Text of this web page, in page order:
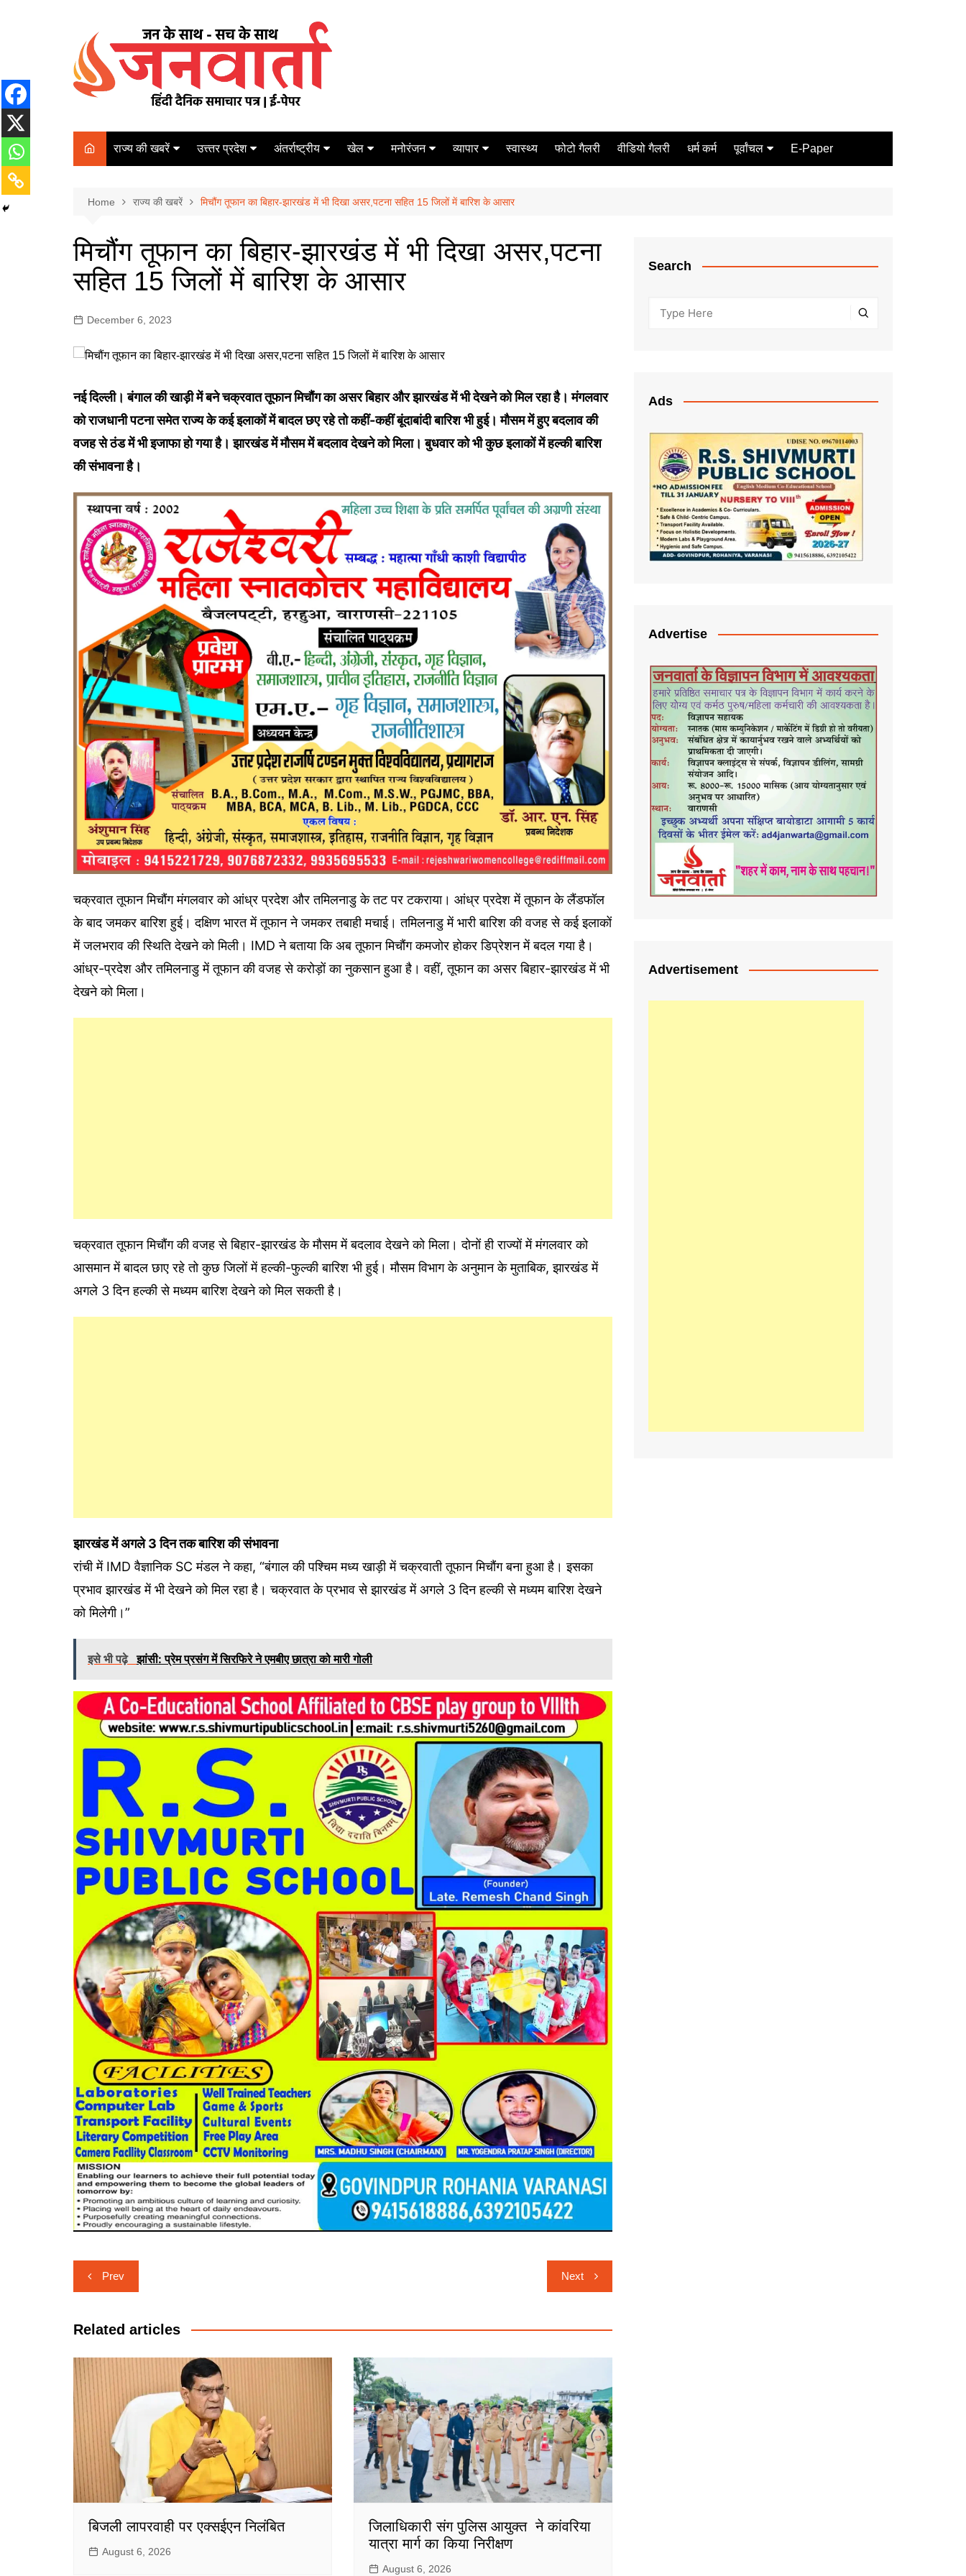
राज्य की खबरें
पटना
कोलकाता
नई दिल्ली
मुम्बई
उत्त्तर प्रदेश
कानपुर
आज़मगढ़
ग़ाज़ीपुर
लखनऊ
अंतर्राष्ट्रीय खेल
टेनिस
मनोरंजन
मिर्च मसाला
व्यापार
ऑटो मोबाइल
स्वास्थ्य फोटो गैलरी वीडियो गैलरी धर्म कर्म पूर्वांचल E-Paper
Home राज्य की खबरें मिचौंग तूफान का बिहार-झारखंड में भी दिखा असर,पटना सहित 15 जिलों में बारिश के आसार
मिचौंग तूफान का बिहार-झारखंड में भी दिखा असर,पटना
सहित 15 जिलों में बारिश के आसार
December 6, 2023
नई दिल्ली। बंगाल की खाड़ी में बने चक्रवात तूफान मिचौंग का असर बिहार और झारखंड में भी देखने को मिल रहा है। मंगलवार
को राजधानी पटना समेत राज्य के कई इलाकों में बादल छए रहे तो कहीं-कहीं बूंदाबांदी बारिश भी हुई। मौसम में हुए बदलाव की
वजह से ठंड में भी इजाफा हो गया है। झारखंड में मौसम में बदलाव देखने को मिला। बुधवार को भी कुछ इलाकों में हल्की बारिश
की संभावना है।
चक्रवात तूफान मिचौंग मंगलवार को आंध्र प्रदेश और तमिलनाडु के तट पर टकराया। आंध्र प्रदेश में तूफान के लैंडफॉल
के बाद जमकर बारिश हुई। दक्षिण भारत में तूफान ने जमकर तबाही मचाई। तमिलनाडु में भारी बारिश की वजह से कई इलाकों
में जलभराव की स्थिति देखने को मिली। IMD ने बताया कि अब तूफान मिचौंग कमजोर होकर डिप्रेशन में बदल गया है।
आंध्र-प्रदेश और तमिलनाडु में तूफान की वजह से करोड़ों का नुकसान हुआ है। वहीं, तूफान का असर बिहार-झारखंड में भी
देखने को मिला।
चक्रवात तूफान मिचौंग की वजह से बिहार-झारखंड के मौसम में बदलाव देखने को मिला। दोनों ही राज्यों में मंगलवार को
आसमान में बादल छाए रहे तो कुछ जिलों में हल्की-फुल्की बारिश भी हुई। मौसम विभाग के अनुमान के मुताबिक, झारखंड में
अगले 3 दिन हल्की से मध्यम बारिश देखने को मिल सकती है।
झारखंड में अगले 3 दिन तक बारिश की संभावना
रांची में IMD वैज्ञानिक SC मंडल ने कहा, “बंगाल की पश्चिम मध्य खाड़ी में चक्रवाती तूफान मिचौंग बना हुआ है। इसका
प्रभाव झारखंड में भी देखने को मिल रहा है। चक्रवात के प्रभाव से झारखंड में अगले 3 दिन हल्की से मध्यम बारिश देखने
को मिलेगी।”
इसे भी पढ़े झांसी: प्रेम प्रसंग में सिरफिरे ने एमबीए छात्रा को मारी गोली
Post
navigation
Prev Next
Related articles
बिजली लापरवाही पर एक्सईएन निलंबित
August 6, 2026
जिलाधिकारी संग पुलिस आयुक्त ने कांवरिया
यात्रा मार्ग का किया निरीक्षण
August 6, 2026
Search
Ads
Advertise
Advertisement